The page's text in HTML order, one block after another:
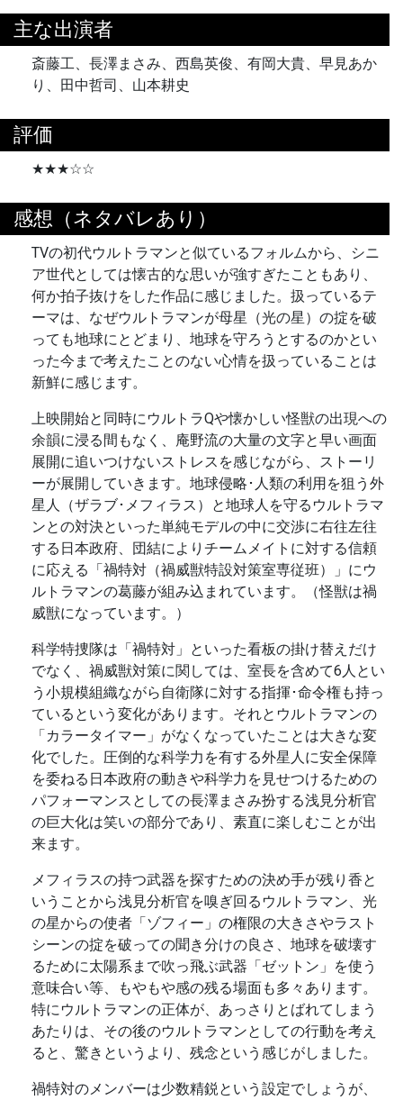
主な出演者
斎藤工、長澤まさみ、西島英俊、有岡大貴、早見あか
り、田中哲司、山本耕史
評価
★★★☆☆
感想（ネタバレあり）
TVの初代ウルトラマンと似ているフォルムから、シニ
ア世代としては懐古的な思いが強すぎたこともあり、
何か拍子抜けをした作品に感じました。扱っているテ
ーマは、なぜウルトラマンが母星（光の星）の掟を破
っても地球にとどまり、地球を守ろうとするのかとい
った今まで考えたことのない心情を扱っていることは
新鮮に感じます。
上映開始と同時にウルトラQや懐かしい怪獣の出現への
余韻に浸る間もなく、庵野流の大量の文字と早い画面
展開に追いつけないストレスを感じながら、ストーリ
ーが展開していきます。地球侵略･人類の利用を狙う外
星人（ザラブ･メフィラス）と地球人を守るウルトラマ
ンとの対決といった単純モデルの中に交渉に右往左往
する日本政府、団結によりチームメイトに対する信頼
に応える「禍特対（禍威獣特設対策室専従班）」にウ
ルトラマンの葛藤が組み込まれています。（怪獣は禍
威獣になっています。）
科学特捜隊は「禍特対」といった看板の掛け替えだけ
でなく、禍威獣対策に関しては、室長を含めて6人とい
う小規模組織ながら自衛隊に対する指揮･命令権も持っ
ているという変化があります。それとウルトラマンの
「カラータイマー」がなくなっていたことは大きな変
化でした。圧倒的な科学力を有する外星人に安全保障
を委ねる日本政府の動きや科学力を見せつけるための
パフォーマンスとしての長澤まさみ扮する浅見分析官
の巨大化は笑いの部分であり、素直に楽しむことが出
来ます。
メフィラスの持つ武器を探すための決め手が残り香と
いうことから浅見分析官を嗅ぎ回るウルトラマン、光
の星からの使者「ゾフィー」の権限の大きさやラスト
シーンの掟を破っての聞き分けの良さ、地球を破壊す
るために太陽系まで吹っ飛ぶ武器「ゼットン」を使う
意味合い等、もやもや感の残る場面も多々あります。
特にウルトラマンの正体が、あっさりとばれてしまう
あたりは、その後のウルトラマンとしての行動を考え
ると、驚きというより、残念という感じがしました。
禍特対のメンバーは少数精鋭という設定でしょうが、